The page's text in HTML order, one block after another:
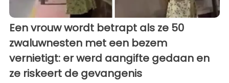
Een vrouw wordt betrapt als ze 50
zwaluwnesten met een bezem
vernietigt: er werd aangifte gedaan en
ze riskeert de gevangenis